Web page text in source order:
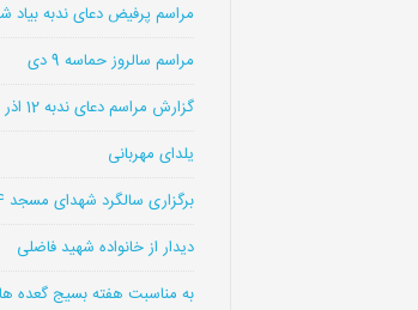
مراسم پرفیض دعای ندبه بیاد
مراسم سالروز حماسه 9 دی
گزارش مراسم دعای ندبه 12 اذر
یلدای مهربانی
برگزاری سالگرد شهدای مسجد 14 معصوم
دیدار از خانواده شهید فاضلی
به مناسبت هفته بسیج گعده